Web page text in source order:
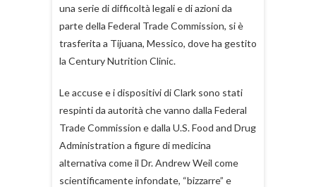
una serie di difficoltà legali e di azioni da
parte della Federal Trade Commission, si è
trasferita a Tijuana, Messico, dove ha gestito
la Century Nutrition Clinic.
Le accuse e i dispositivi di Clark sono stati
respinti da autorità che vanno dalla Federal
Trade Commission e dalla U.S. Food and Drug
Administration a figure di medicina
alternativa come il Dr. Andrew Weil come
scientificamente infondate, “bizzarre” e